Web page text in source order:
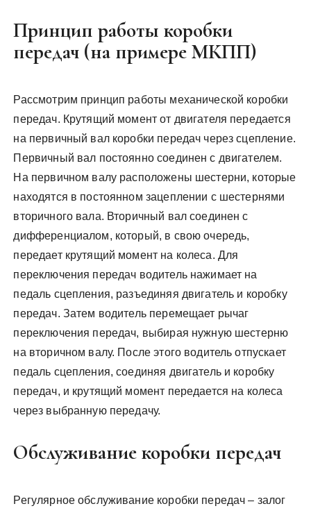
Принцип работы коробки
передач (на примере МКПП)
Рассмотрим принцип работы механической коробки
передач. Крутящий момент от двигателя передается
на первичный вал коробки передач через сцепление.
Первичный вал постоянно соединен с двигателем.
На первичном валу расположены шестерни, которые
находятся в постоянном зацеплении с шестернями
вторичного вала. Вторичный вал соединен с
дифференциалом, который, в свою очередь,
передает крутящий момент на колеса. Для
переключения передач водитель нажимает на
педаль сцепления, разъединяя двигатель и коробку
передач. Затем водитель перемещает рычаг
переключения передач, выбирая нужную шестерню
на вторичном валу. После этого водитель отпускает
педаль сцепления, соединяя двигатель и коробку
передач, и крутящий момент передается на колеса
через выбранную передачу.
Обслуживание коробки передач
Регулярное обслуживание коробки передач – залог